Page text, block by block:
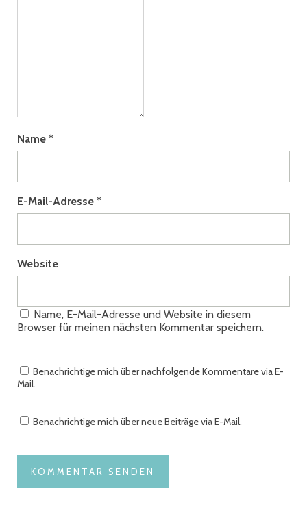
Name *
E-Mail-Adresse *
Website
Name, E-Mail-Adresse und Website in diesem
Browser für meinen nächsten Kommentar speichern.
Benachrichtige mich über nachfolgende Kommentare via E-
Mail.
Benachrichtige mich über neue Beiträge via E-Mail.